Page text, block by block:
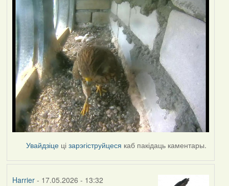
Увайдзіце цізарэгіструйцеся каб пакідаць каментары.
Harrier- 17.05.2026 - 13:32